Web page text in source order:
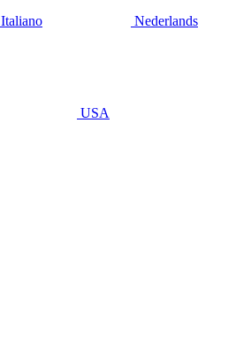
Italiano Nederlands
USA